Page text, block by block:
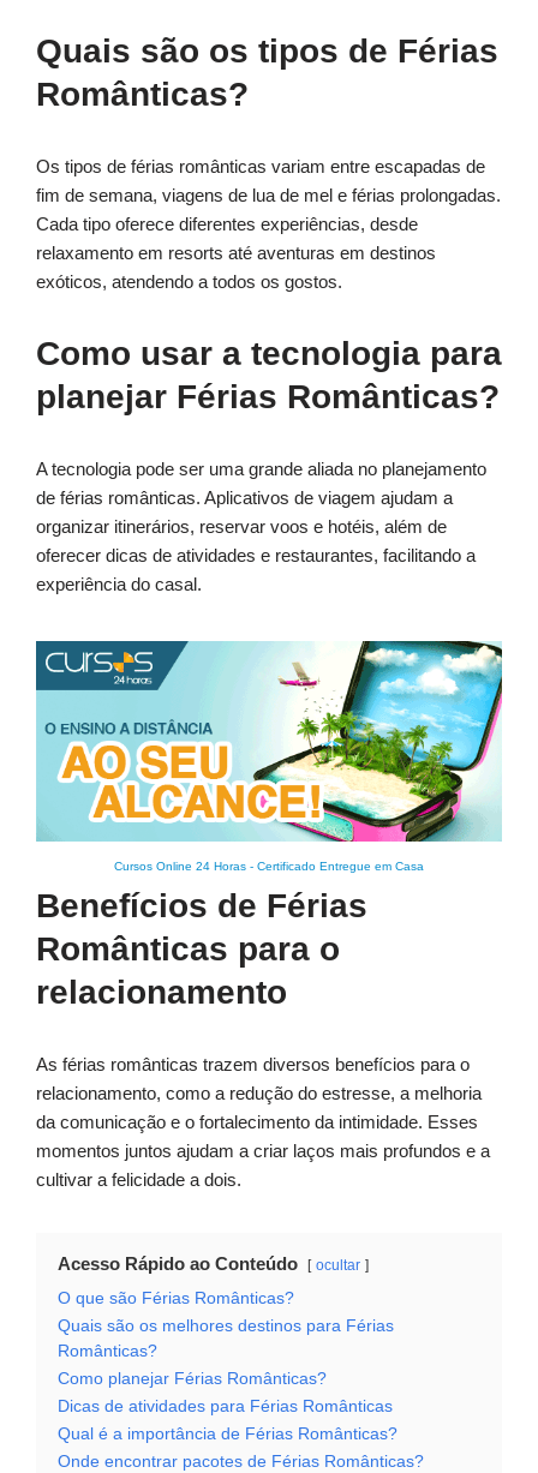
Quais são os tipos de Férias
Românticas?
Os tipos de férias românticas variam entre escapadas de
fim de semana, viagens de lua de mel e férias prolongadas.
Cada tipo oferece diferentes experiências, desde
relaxamento em resorts até aventuras em destinos
exóticos, atendendo a todos os gostos.
Como usar a tecnologia para
planejar Férias Românticas?
A tecnologia pode ser uma grande aliada no planejamento
de férias românticas. Aplicativos de viagem ajudam a
organizar itinerários, reservar voos e hotéis, além de
oferecer dicas de atividades e restaurantes, facilitando a
experiência do casal.
Cursos Online 24 Horas - Certificado Entregue em Casa
Benefícios de Férias
Românticas para o
relacionamento
As férias românticas trazem diversos benefícios para o
relacionamento, como a redução do estresse, a melhoria
da comunicação e o fortalecimento da intimidade. Esses
momentos juntos ajudam a criar laços mais profundos e a
cultivar a felicidade a dois.
Acesso Rápido ao Conteúdo ocultar
O que são Férias Românticas?
Quais são os melhores destinos para Férias
Românticas?
Como planejar Férias Românticas?
Dicas de atividades para Férias Românticas
Qual é a importância de Férias Românticas?
Onde encontrar pacotes de Férias Românticas?